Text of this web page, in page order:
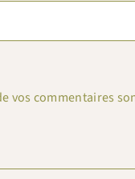
vos commentaires